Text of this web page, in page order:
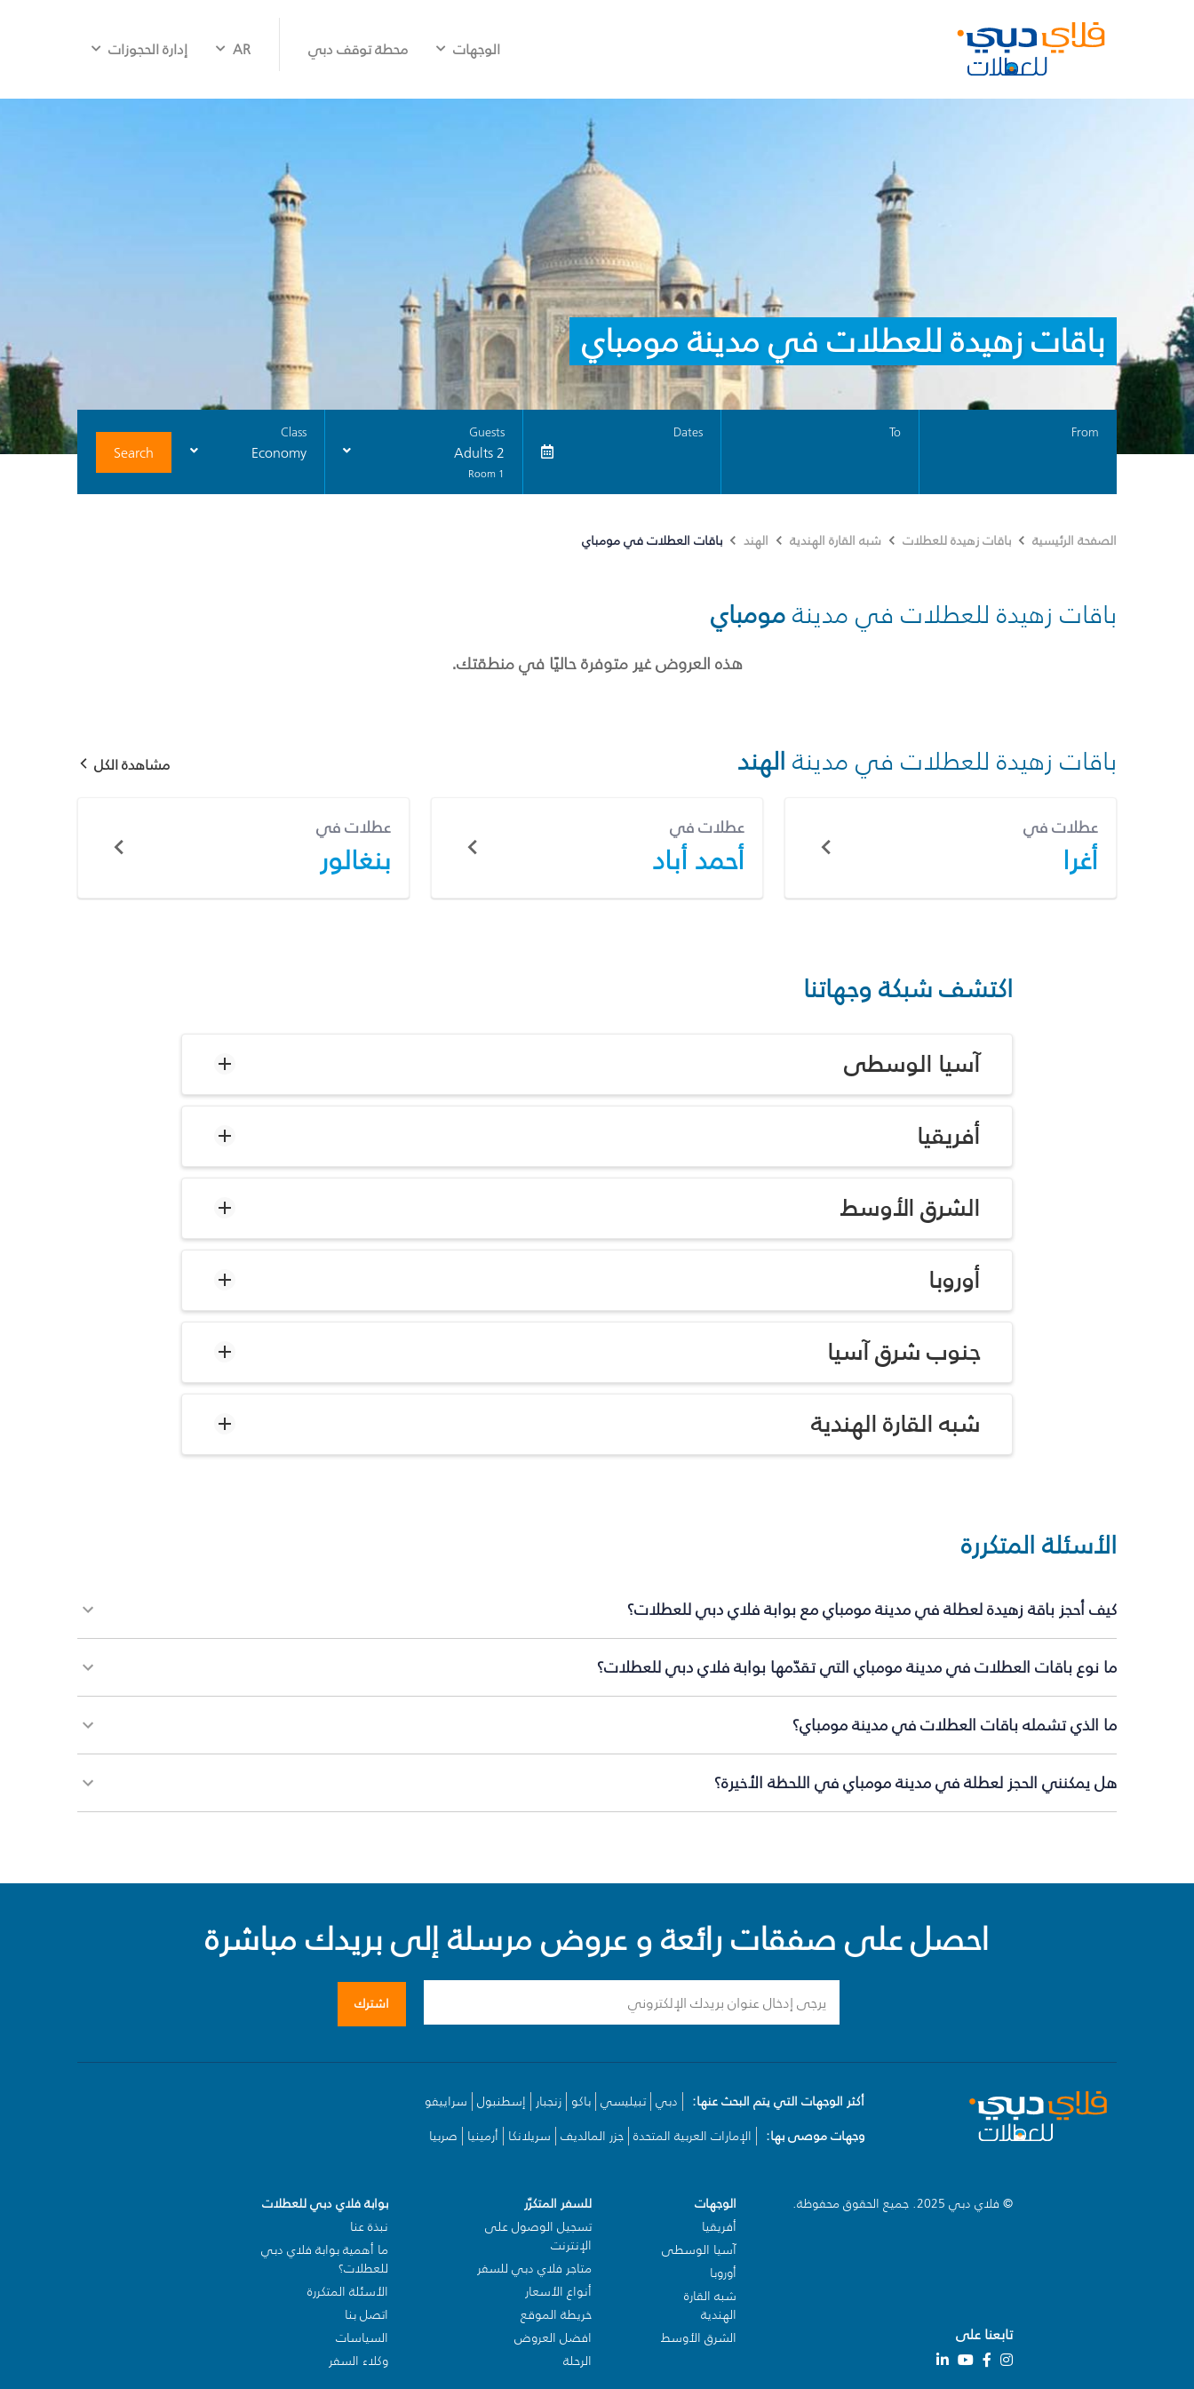
الوجهات محطة توقف دبي AR إدارة الحجوزات
باقات زهيدة للعطلات في مدينة مومباي
From
To
Dates
Guests
2 Adults
1 Room
Class
Economy
Search
الصفحة الرئيسية باقات زهيدة للعطلات شبه القارة الهندية الهند باقات العطلات في مومباي
باقات زهيدة للعطلات في مدينةمومباي
هذه العروض غير متوفرة حاليًا في منطقتك.
باقات زهيدة للعطلات في مدينة الهند مشاهدة الكل
عطلات في
أغرا
عطلات في
أحمد أباد
عطلات في
بنغالور
اكتشف شبكة وجهاتنا
آسيا الوسطى
أفريقيا
الشرق الأوسط
أوروبا
جنوب شرق آسيا
شبه القارة الهندية
الأسئلة المتكررة
كيف أحجز باقة زهيدة لعطلة في مدينة مومباي مع بوابة فلاي دبي للعطلات؟
ما نوع باقات العطلات في مدينة مومباي التي تقدّمها بوابة فلاي دبي للعطلات؟
ما الذي تشمله باقات العطلات في مدينة مومباي؟
هل يمكنني الحجز لعطلة في مدينة مومباي في اللحظة الأخيرة؟
احصل على صفقات رائعة و عروض مرسلة إلى بريدك مباشرة
اشترك
أكثر الوجهات التي يتم البحث عنها: دبي تبيليسي باكو زنجبار إسطنبول سراييفو
وجهات موصى بها:
الإمارات العربية المتحدة جزر المالديف سريلانكا أرمينيا صربيا
© فلاي دبي 2025. جميع الحقوق محفوظة.
تابعنا على
الوجهات
أفريقيا
آسيا الوسطى
أوروبا
شبه القارة
الهندية
الشرق الأوسط
للسفر المتكرّر
تسجيل الوصول على
الإنترنت
متاجر فلاي دبي للسفر
أنواع الأسعار
خريطة الموقع
افضل العروض
الرحلة
بوابة فلاي دبي للعطلات
نبذة عنا
ما أهمية بوابة فلاي دبي
للعطلات؟
الأسئلة المتكررة
اتصل بنا
السياسات
وكلاء السفر